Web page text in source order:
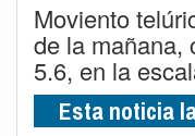
Moviento
de la mañana,
5.6, en la
Esta noticia